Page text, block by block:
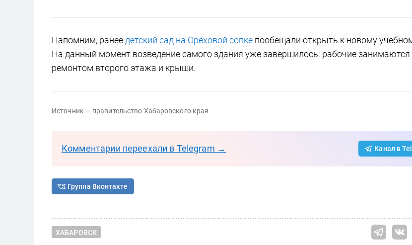
Напомним, ранее детский сад на Ореховой сопке пообещали открыть к новому
На данный момент возведение самого здания уже завершилось: рабочие занимаются
ремонтом второго этажа и крыши.
Источник — правительство Хабаровского края
Комментарии переехали в Telegram → Канал в
Группа Вконтакте
ХАБАРОВСК